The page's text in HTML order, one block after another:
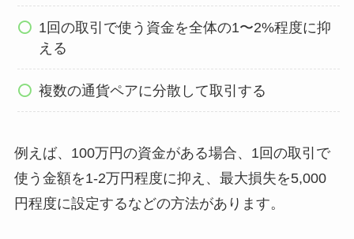
1回の取引で使う資金を全体の1〜2%程度に抑
える
複数の通貨ペアに分散して取引する
例えば、100万円の資金がある場合、1回の取引で
使う金額を1-2万円程度に抑え、最大損失を5,000
円程度に設定するなどの方法があります。